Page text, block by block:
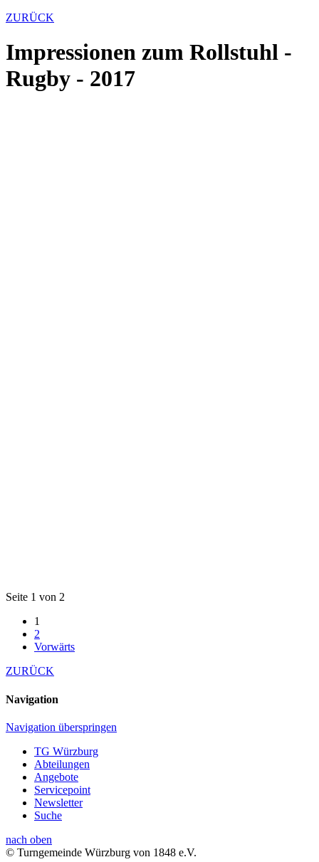
ZURÜCK
Impressionen zum Rollstuhl -
Rugby - 2017
Seite 1 von 2
1
2
Vorwärts
ZURÜCK
Navigation
Navigation überspringen
TG Würzburg
Abteilungen
Angebote
Servicepoint
Newsletter
Suche
nach oben
© Turngemeinde Würzburg von 1848 e.V.